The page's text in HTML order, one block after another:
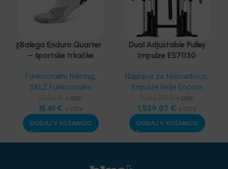
Balega Enduro Quarter
– športske trkačke
Funkcionalni trening,
SKLZ Funkcionalni
Dodatna
oprema ,Športske
bandaže - terapevtske
trakice
Najnovejša
oprema,Nega in zdravje
z DDV
15.61 € z DDV
DODAJ V KOŠARICO
Dual Adjustable Pulley
Impulze ES7030
Naprave za telovadnico,
Impulze linija Encore
Telovadnice
Multigym sistemi,
Oprema za klube,
Najnovejša oprema
z DDV
1,529.07 € z DDV
DODAJ V KOŠARICO